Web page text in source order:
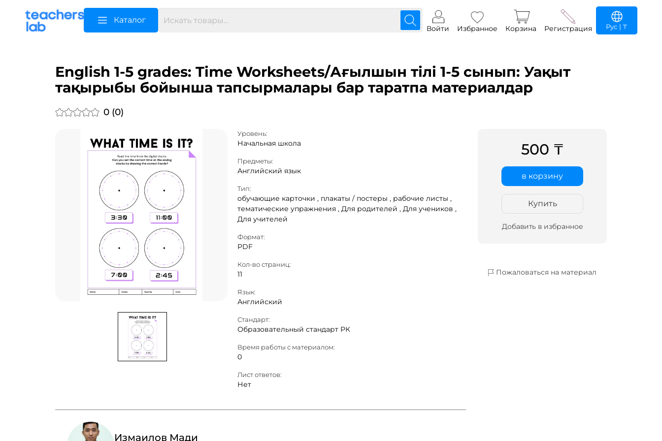
Каталог
Войти Избранное Корзина Регистрация Рус | ₸
English 1-5 grades: Time Worksheets/Ағылшын тілі 1-5 сынып: Уақыт
тақырыбы бойынша тапсырмалары бар таратпа материалдар
0 (0)
Уровень:
Начальная школа
Предметы:
Английский язык
Тип:
обучающие карточки , плакаты / постеры , рабочие листы ,
тематические упражнения , Для родителей , Для учеников ,
Для учителей
Формат:
PDF
Кол-во страниц:
11
Язык:
Английский
Стандарт:
Образовательный стандарт РК
Время работы с материалом:
0
Лист ответов:
Нет
Измаилов Мади
500 ₸
в корзину
Купить
Добавить в избранное
Пожаловаться на материал